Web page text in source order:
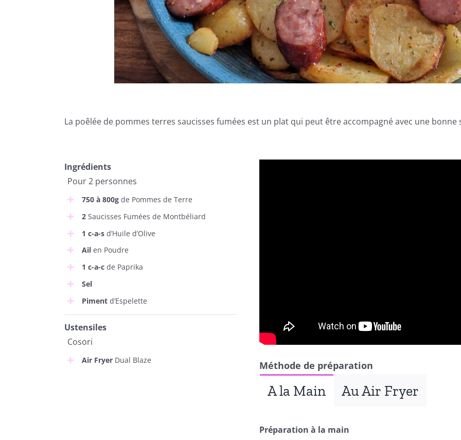
La poêlée de pommes terres saucisses fumées est un plat qui peut être accompagné avec une bonne
Ingrédients
Pour 2 personnes
750 à 800gde Pommes de Terre
2Saucisses Fumées de Montbéliard
1 c-a-sd’Huile d’Olive
Ailen Poudre
1 c-a-cde Paprika
Sel
Pimentd’Espelette
Ustensiles
Cosori
Air FryerDual Blaze Méthode de préparation
A la Main Au Air Fryer
Préparation à la main